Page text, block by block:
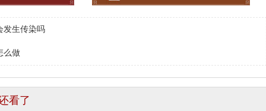
发生传染吗
么做
看了